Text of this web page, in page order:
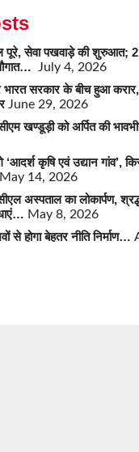
पूरे, सेवा पखवाड़े की शुरुआत;
July 4, 2026
सरकार के बीच हुआ
June 29, 2026
खण्डूड़ी को अर्पित की
कृषि एवं उद्यान गांव’,
May 14, 2026
अस्पताल का लोकार्पण,
May 8, 2026
से होगा बेहतर नीति निर्माण…